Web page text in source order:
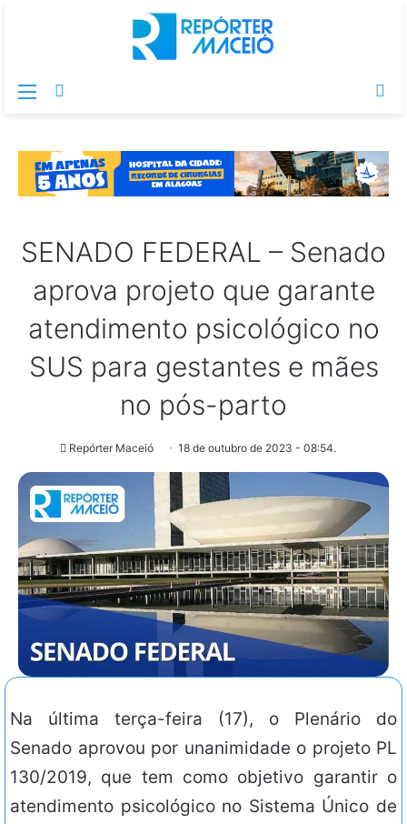
Menu
SENADO FEDERAL – Senado
aprova projeto que garante
atendimento psicológico no
SUS para gestantes e mães
no pós-parto
Repórter Maceió 18 de outubro de 2023 - 08:54.
Na última terça-feira (17), o Plenário do
Senado aprovou por unanimidade o projeto PL
130/2019, que tem como objetivo garantir o
atendimento psicológico no Sistema Único de